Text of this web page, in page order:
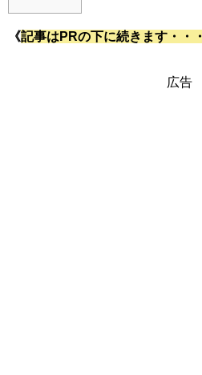
《記事はPRの下に続きます・・・
広告